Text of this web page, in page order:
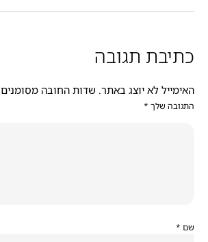
כתיבת תגובה
האימייל לא יוצג באתר. שדות החובה מסומנים
התגובה שלך *
שם *